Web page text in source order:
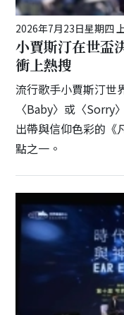
2026年7月23日星期四
小賈斯汀在世盃
衝上熱搜
流行歌手小賈斯汀世
〈Baby〉或〈Sorry
出帶與信仰色彩的《
點之一。